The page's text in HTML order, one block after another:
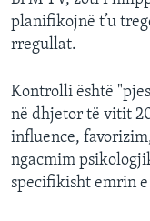
planifikojnë t’u
rregullat.
Kontrolli është
në dhjetor të vitit
influence,
ngacmim
specifikisht emrin